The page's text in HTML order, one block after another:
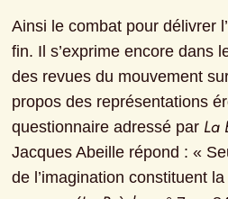
Ainsi le combat pour délivrer
fin. Il s’exprime encore dans
des revues du mouvement
propos des représentations
questionnaire adressé par La
Jacques Abeille répond : «
de l’imagination constituent